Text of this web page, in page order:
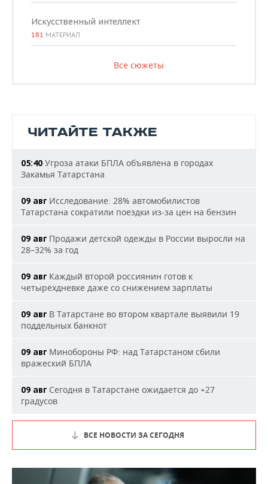
Искусственный интеллект
181 МАТЕРИАЛ
Все сюжеты
ЧИТАЙТЕ ТАКЖЕ
05:40 Угроза атаки БПЛА объявлена в городах
Закамья Татарстана
09 авг Исследование: 28% автомобилистов
Татарстана сократили поездки из-за цен на бензин
09 авг Продажи детской одежды в России выросли на
28–32% за год
09 авг Каждый второй россиянин готов к
четырехдневке даже со снижением зарплаты
09 авг В Татарстане во втором квартале выявили 19
поддельных банкнот
09 авг Минобороны РФ: над Татарстаном сбили
вражеский БПЛА
09 авг Сегодня в Татарстане ожидается до +27
градусов
ВСЕ НОВОСТИ ЗА СЕГОДНЯ